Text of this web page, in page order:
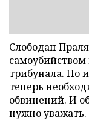
Слободан
самоубийством
трибунала. Но
теперь
обвинений. И
нужно уважать.